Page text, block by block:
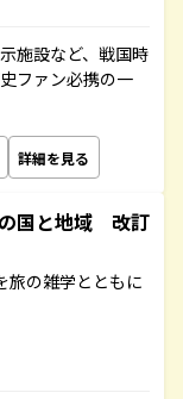
施設など、戦国時
ファン必携の一
詳細を見る
国と地域 改訂
旅の雑学とともに